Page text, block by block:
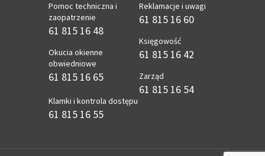
Pomoc techniczna i
zaopatrzenie
61 815 16 48
Okucia okienne
obwiedniowe
61 815 16 65
Klamki i kontrola dostępu
61 815 16 55
Reklamacje i uwagi
61 815 16 60
Księgowość
61 815 16 42
Zarząd
61 815 16 54